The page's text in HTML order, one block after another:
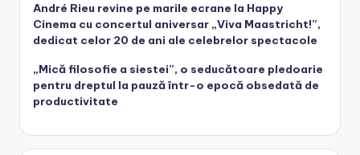
André Rieu revine pe marile ecrane la Happy
Cinema cu concertul aniversar „Viva Maastricht!”,
dedicat celor 20 de ani ale celebrelor spectacole
„Mică filosofie a siestei”, o seducătoare pledoarie
pentru dreptul la pauză într-o epocă obsedată de
productivitate